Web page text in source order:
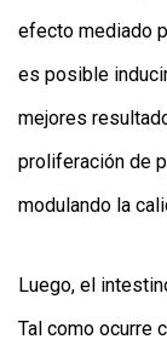
efecto mediado
es posible
mejores
proliferación de
modulando la
Luego, el
Tal como ocurre